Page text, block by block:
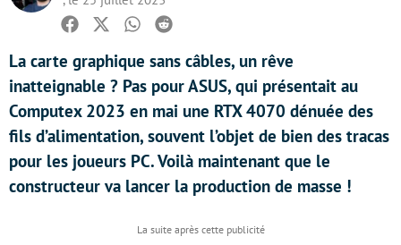
Facebook
TwitterWhatsapp
Reddit
La carte graphique sans câbles, un rêve
inatteignable ? Pas pour ASUS, qui présentait au
Computex 2023 en mai une RTX 4070 dénuée des
fils d’alimentation, souvent l’objet de bien des tracas
pour les joueurs PC. Voilà maintenant que le
constructeur va lancer la production de masse !